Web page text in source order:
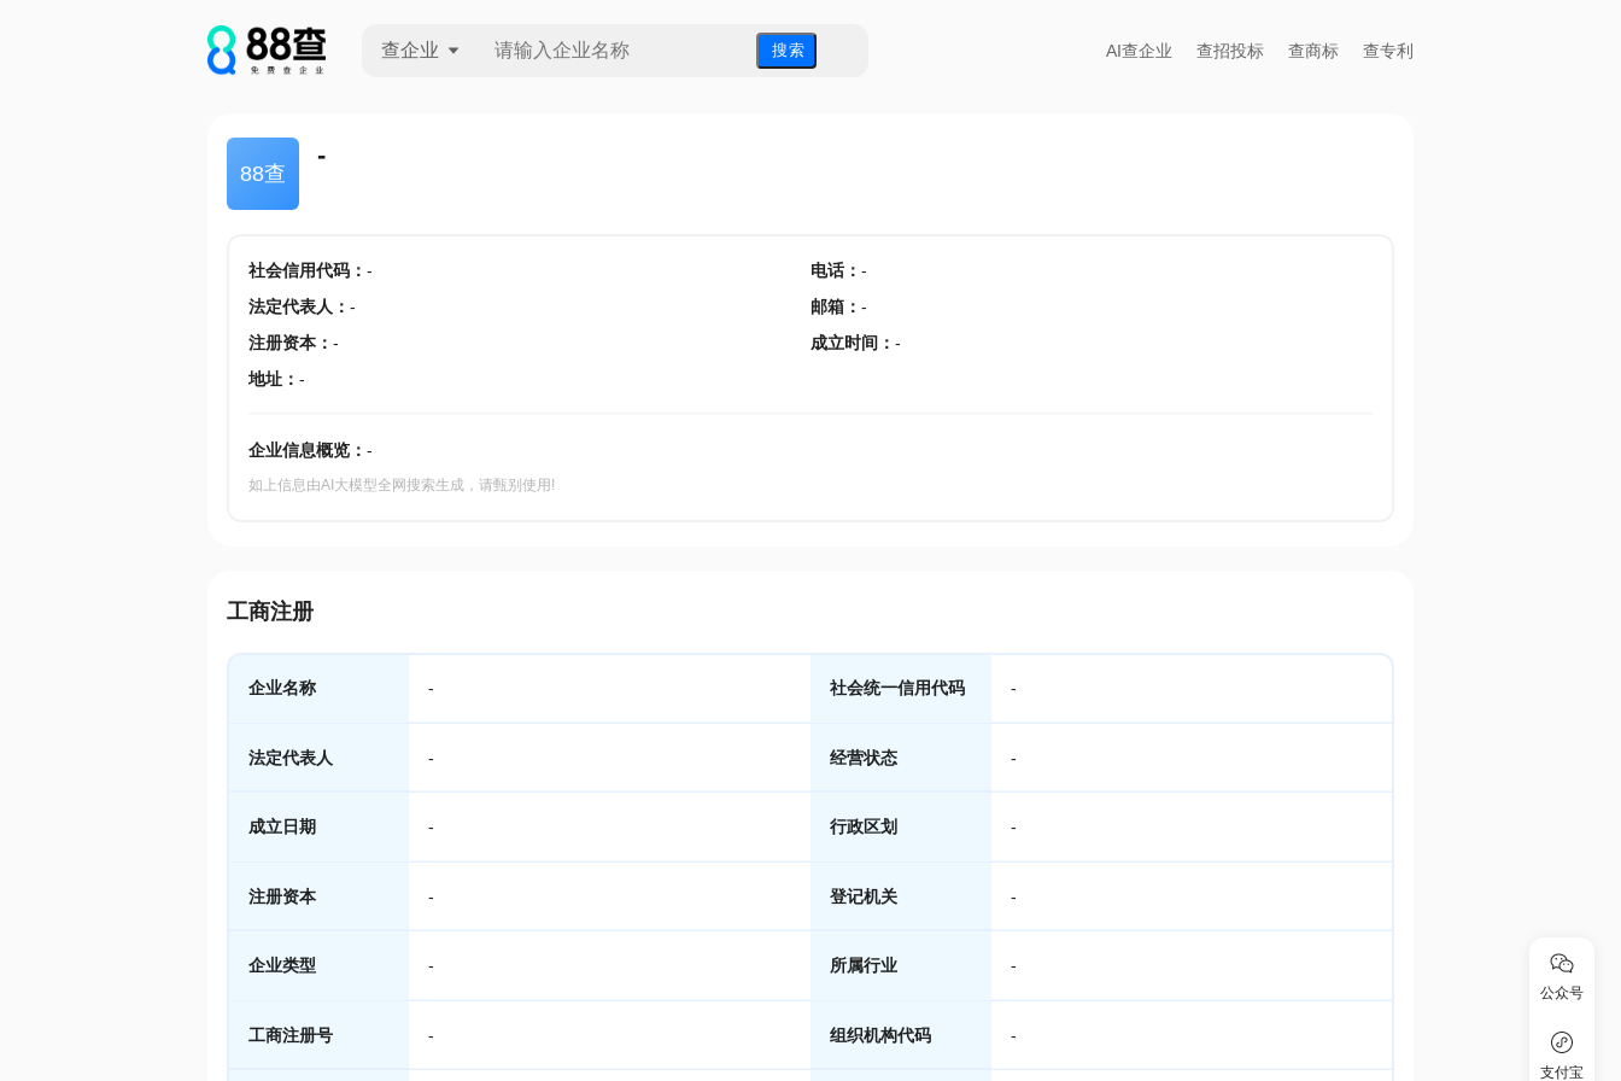
查企业 搜 索 AI查企业 查招投标 查商标 查专利
88查
-
社会信用代码： - 电话： -
法定代表人 ： - 邮箱 ： -
注册资本： - 成立时间 ： -
地址： -
企业信息概览： -
如上信息由AI大模型全网搜索生成，请甄别使用!
工商注册
企业名称 - 社会统一信用代码 -
法定代表人 - 经营状态 -
成立日期 - 行政区划 -
注册资本 - 登记机关 -
企业类型 - 所属行业 -
工商注册号 - 组织机构代码 -
公众号
支付宝